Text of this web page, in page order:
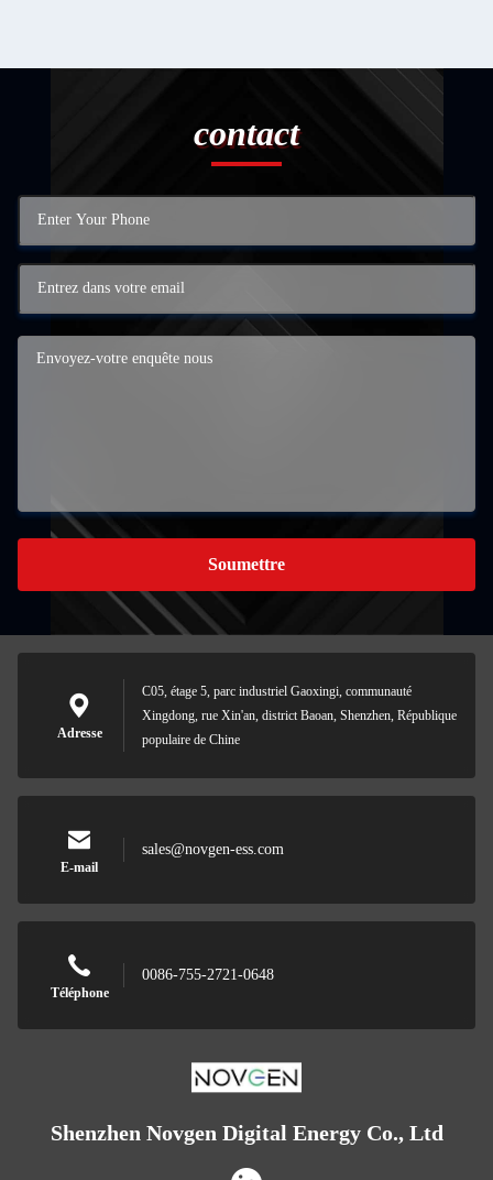
contact
Soumettre
Adresse
C05, étage 5, parc industriel Gaoxingi, communauté
Xingdong, rue Xin'an, district Baoan, Shenzhen, République
populaire de Chine
E-mail
sales@novgen-ess.com
Téléphone
0086-755-2721-0648
Shenzhen Novgen Digital Energy Co., Ltd